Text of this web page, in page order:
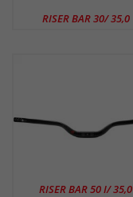
RISER BAR 30/ 35,0
RISER BAR 50 I/ 35,0